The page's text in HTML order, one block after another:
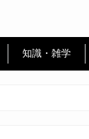
知識・雑学